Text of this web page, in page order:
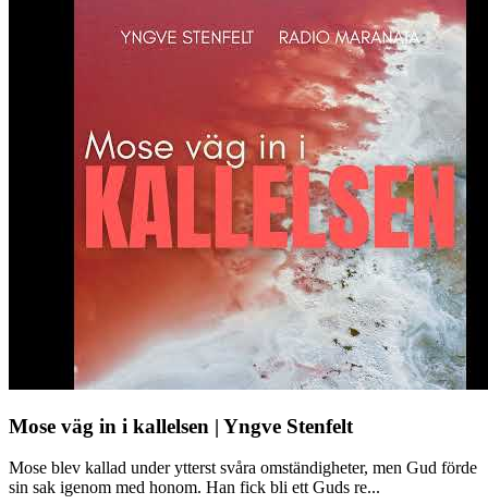
Mose väg in i kallelsen | Yngve Stenfelt
Mose blev kallad under ytterst svåra omständigheter, men Gud förde
sin sak igenom med honom. Han fick bli ett Guds re...